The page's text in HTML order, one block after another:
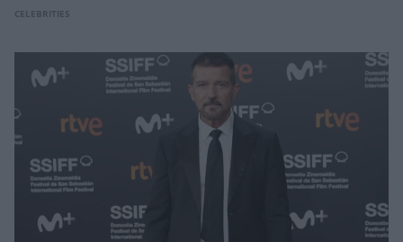
CELEBRITIES